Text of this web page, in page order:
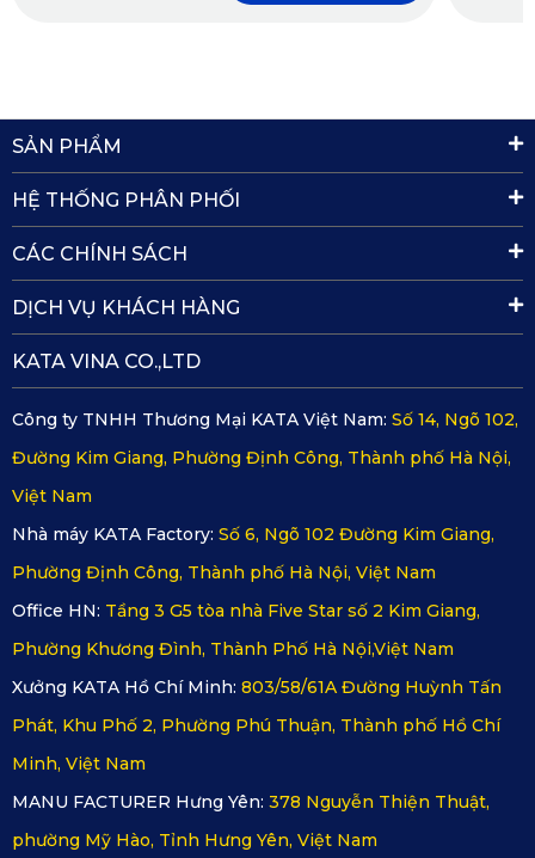
Các phiên bản thảm mang đến cho người tiêu dùng bao
gồm:
Thảm basic trải bề mặt sàn.
Tùy chọn thảm trải cốp, tấm ốp lưng ghế.
Cắt thảm trên máy CNC:
So với các phương pháp cắt thảm thủ công, thì độ chính xác
của máy cắt CNC đến 0.001 mm, vừa khít với từng ngóc
ngách hay gờ nổi của xe. Đồng thời, nhờ có chiếc máy này
SẢN PHẨM
HỆ THỐNG PHÂN PHỐI
CÁC CHÍNH SÁCH
DỊCH VỤ KHÁCH HÀNG
KATA VINA CO.,LTD
Công ty TNHH Thương Mại KATA Việt Nam: Số 14, Ngõ 102,
Đường Kim Giang, Phường Định Công, Thành phố Hà Nội,
Việt Nam
Nhà máy KATA Factory: Số 6, Ngõ 102 Đường Kim Giang,
Phường Định Công, Thành phố Hà Nội, Việt Nam
Office HN: Tầng 3 G5 tòa nhà Five Star số 2 Kim Giang,
Phường Khương Đình, Thành Phố Hà Nội,Việt Nam
Xưởng KATA Hồ Chí Minh: 803/58/61A Đường Huỳnh Tấn
Phát, Khu Phố 2, Phường Phú Thuận, Thành phố Hồ Chí
Minh, Việt Nam
MANU FACTURER Hưng Yên: 378 Nguyễn Thiện Thuật,
phường Mỹ Hào, Tỉnh Hưng Yên, Việt Nam